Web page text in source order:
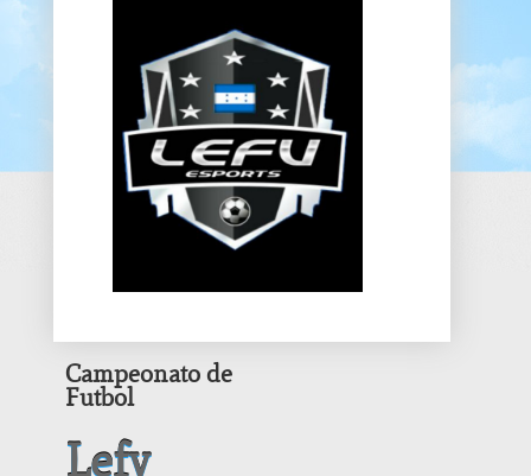
Campeonato de
Futbol
Lefv